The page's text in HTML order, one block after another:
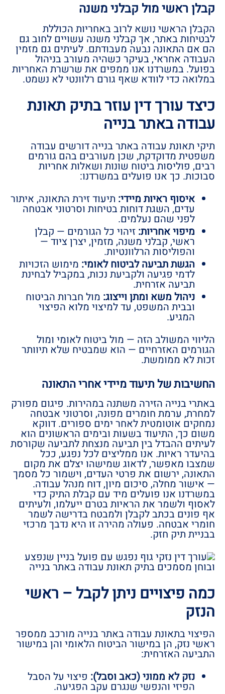
קבלן ראשי מול קבלני משנה
הקבלן הראשי נושא לרוב באחריות הכוללת
לבטיחות באתר, אך קבלני משנה עשויים לחוב גם
הם אם התאונה נבעה מעבודתם. לעיתים גם מזמין
העבודה אחראי, בעיקר כשהיה מעורב בניהול
בפועל. במשרדנו אנו ממפים את שרשרת האחריות
במלואה כדי לוודא שאף גורם רלוונטי לא נשמט.
כיצד עורך דין עוזר בתיק תאונת
עבודה באתר בנייה
תיקי תאונת עבודה באתר בנייה דורשים עבודה
משפטית מדוקדקת, שכן מעורבים בהם גורמים
רבים, פוליסות ביטוח שונות ושאלות אחריות
סבוכות. כך אנו פועלים במשרדנו:
איסוף ראיות מיידי: תיעוד זירת התאונה, איתור
עדים, השגת דוחות בטיחות וסרטוני אבטחה
לפני שהם נעלמים.
מיפוי אחריות: זיהוי כל הגורמים — קבלן
ראשי, קבלני משנה, מזמין, יצרן ציוד —
והפוליסות הרלוונטיות.
הגשת תביעה לביטוח לאומי: מימוש הזכויות
לדמי פגיעה ולקביעת נכות, במקביל לבחינת
תביעה אזרחית.
ניהול משא ומתן וייצוג: מול חברות הביטוח
ובבית המשפט, עד למיצוי מלוא הפיצוי
המגיע.
הליווי המשולב הזה — מול ביטוח לאומי ומול
הגורמים האזרחיים — הוא שמבטיח שלא תיוותר
זכות לא ממומשת.
החשיבות של תיעוד מיידי אחרי התאונה
באתרי בנייה הזירה משתנה במהירות. פיגום מפורק
למחרת, ערמת חומרים מפונה, וסרטוני אבטחה
נמחקים אוטומטית לאחר ימים ספורים. דווקא
משום כך, התיעוד בשעות ובימים הראשונים הוא
לעיתים ההבדל בין תביעה מנצחת לתביעה שקורסת
בהיעדר ראיות. אנו ממליצים לכל נפגע, ככל
שמצבו מאפשר, לדאוג שמישהו יצלם את מקום
התאונה, ירשום את פרטי העדים, וישמור כל מסמך
— אישור מחלה, סיכום מיון, דוח מנהל עבודה.
במשרדנו אנו פועלים מיד עם קבלת התיק כדי
לאסוף ולשמר את הראיות בטרם ייעלמו, ולעיתים
אף פונים בכתב לקבלן ולמבטח בדרישה לשמר
חומרי אבטחה. פעולה מהירה זו היא נדבך מרכזי
בבניית תיק חזק.
כמה פיצויים ניתן לקבל – ראשי
הנזק
הפיצוי בתאונת עבודה באתר בנייה מורכב ממספר
ראשי נזק, הן במישור הביטוח הלאומי והן במישור
התביעה האזרחית:
נזק לא ממוני (כאב וסבל): פיצוי על הסבל
הפיזי והנפשי שנגרם עקב הפגיעה.